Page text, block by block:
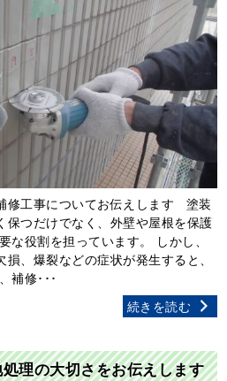
修工事についてお伝えします 塗装
保つだけでなく、外壁や屋根を保護
な役割を担っています。 しかし、
、爆裂などの症状が発生すると、
補修･･･
続きを読む
理の大切さをお伝えします